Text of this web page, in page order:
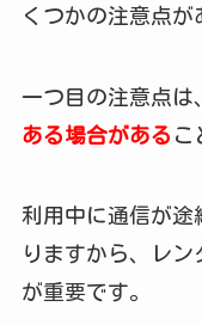
くつかの注意点が
一つ目の注意点は
ある場合がある こ
利用中に通信が途
りますから、レン
が重要です。